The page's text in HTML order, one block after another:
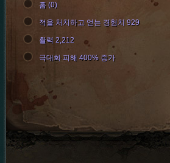
홈 (0)
적을 처치하고 얻는 경험치 929
활력 2,212
극대화 피해 400% 증가